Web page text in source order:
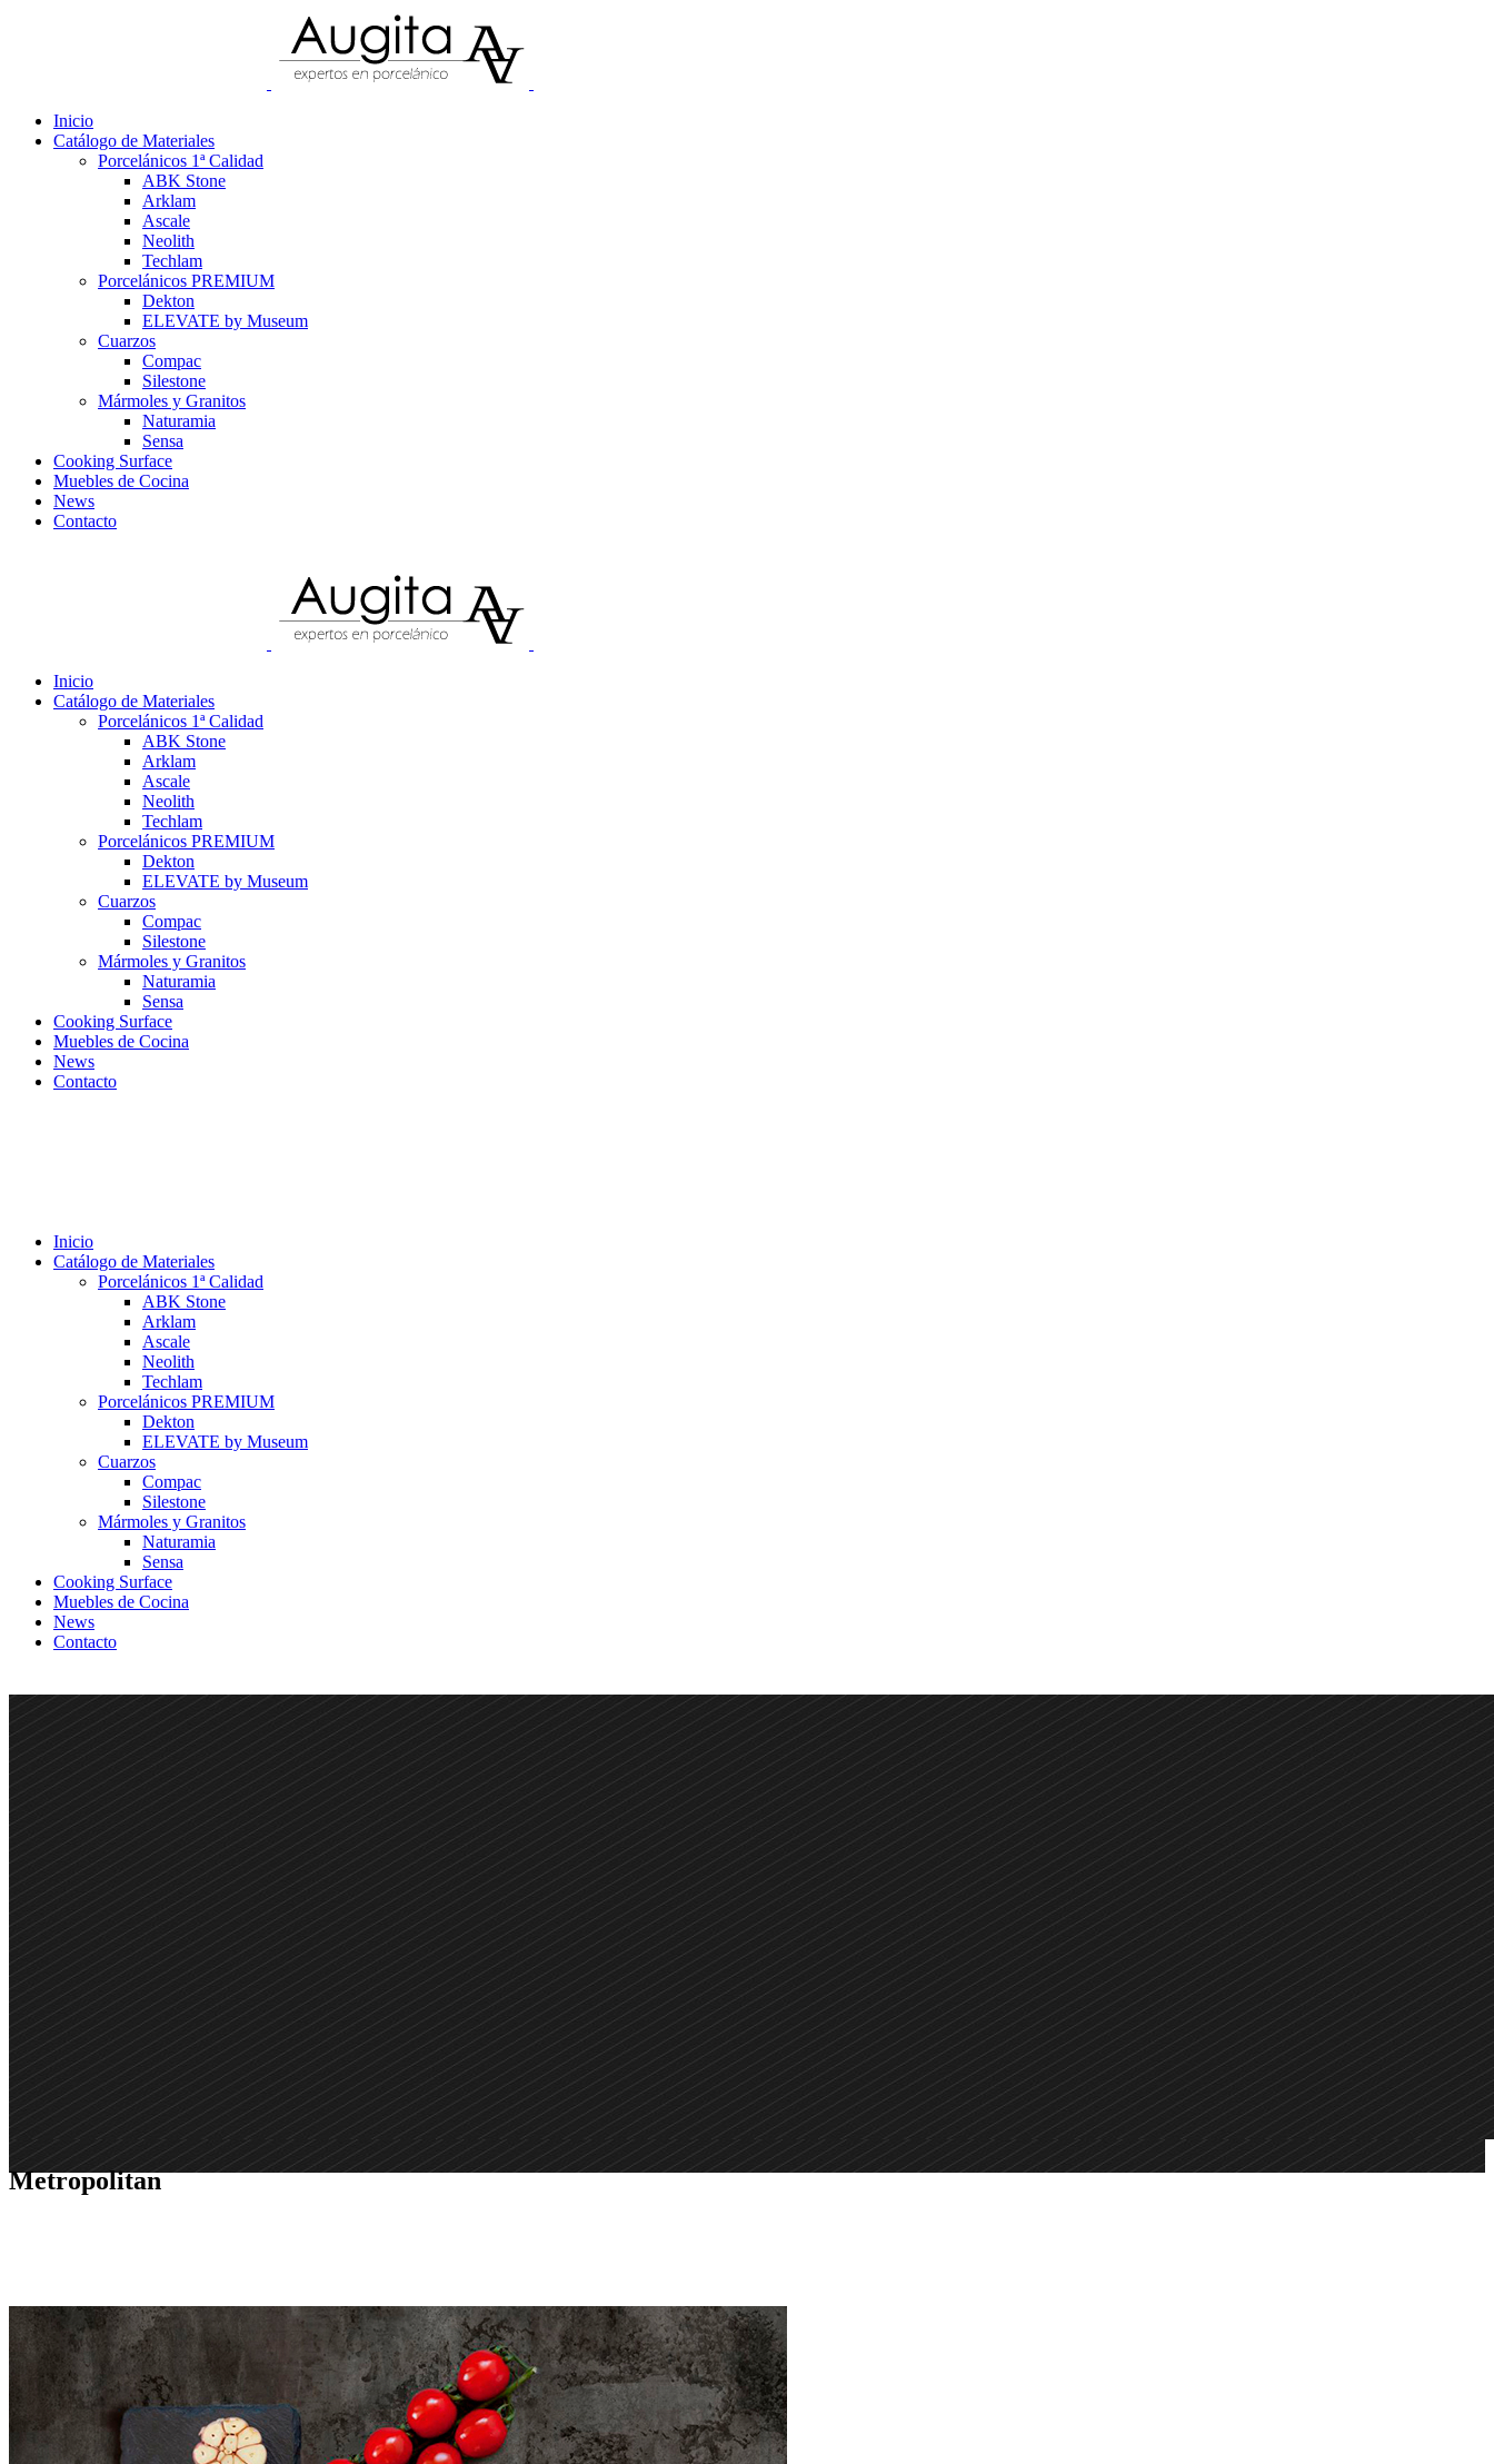
Inicio
Catálogo de Materiales
Porcelánicos 1ª Calidad
ABK Stone
Arklam
Ascale
Neolith
Techlam
Porcelánicos PREMIUM
Dekton
ELEVATE by Museum
Cuarzos
Compac
Silestone
Mármoles y Granitos
Naturamia
Sensa
Cooking Surface
Muebles de Cocina
News
Contacto
Inicio
Catálogo de Materiales
Porcelánicos 1ª Calidad
ABK Stone
Arklam
Ascale
Neolith
Techlam
Porcelánicos PREMIUM
Dekton
ELEVATE by Museum
Cuarzos
Compac
Silestone
Mármoles y Granitos
Naturamia
Sensa
Cooking Surface
Muebles de Cocina
News
Contacto
Inicio
Catálogo de Materiales
Porcelánicos 1ª Calidad
ABK Stone
Arklam
Ascale
Neolith
Techlam
Porcelánicos PREMIUM
Dekton
ELEVATE by Museum
Cuarzos
Compac
Silestone
Mármoles y Granitos
Naturamia
Sensa
Cooking Surface
Muebles de Cocina
News
Contacto
Metropolitan